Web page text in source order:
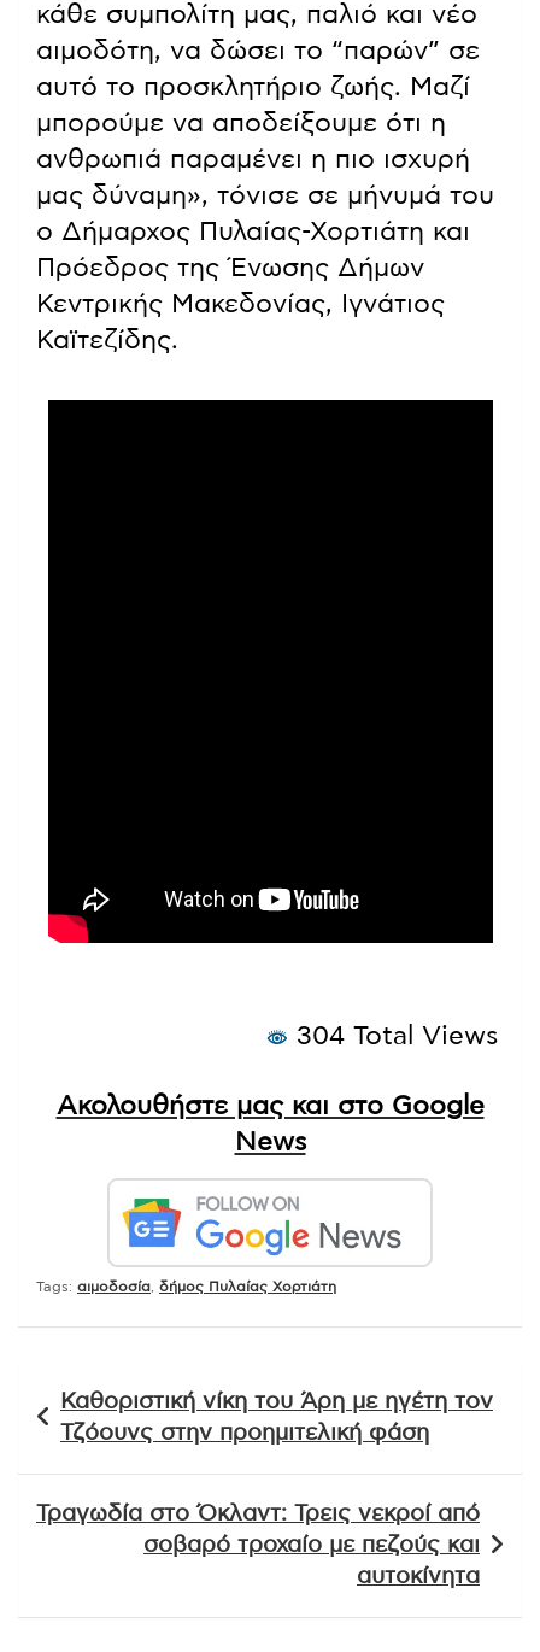
κάθε συμπολίτη μας, παλιό και νέο
αιμοδότη, να δώσει το “παρών” σε
αυτό το προσκλητήριο ζωής. Μαζί
μπορούμε να αποδείξουμε ότι η
ανθρωπιά παραμένει η πιο ισχυρή
μας δύναμη», τόνισε σε μήνυμά του
ο Δήμαρχος Πυλαίας-Χορτιάτη και
Πρόεδρος της Ένωσης Δήμων
Κεντρικής Μακεδονίας, Ιγνάτιος
Καϊτεζίδης.
304 Total Views
Ακολουθήστε μας και στο Google
News
Tags: αιμοδοσία δήμος Πυλαίας Χορτιάτη
άρθρων
Καθοριστική νίκη του Άρη με ηγέτη τον
Τζόουνς στην προημιτελική φάση
Τραγωδία στο Όκλαντ: Τρεις νεκροί από
σοβαρό τροχαίο με πεζούς και
αυτοκίνητα